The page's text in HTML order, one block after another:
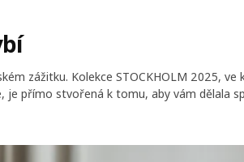
zážitku. Kolekce STOCKHOLM 2025,
je přímo stvořená k tomu, aby vám dělala